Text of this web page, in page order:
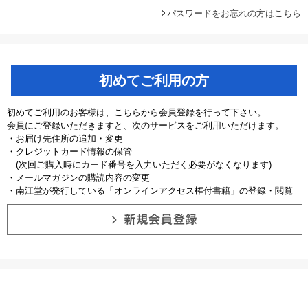
パスワードをお忘れの方はこちら
初めてご利用の方
初めてご利用のお客様は、こちらから会員登録を行って下さい。
会員にご登録いただきますと、次のサービスをご利用いただけます。
・お届け先住所の追加・変更
・クレジットカード情報の保管
(次回ご購入時にカード番号を入力いただく必要がなくなります)
・メールマガジンの購読内容の変更
・南江堂が発行している「オンラインアクセス権付書籍」の登録・閲覧